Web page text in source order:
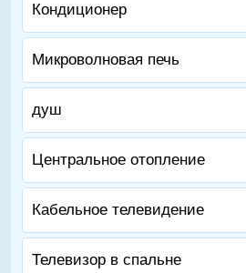
Кондиционер
Микроволновая печь
душ
Центральное отопление
Кабельное телевидение
Телевизор в спальне